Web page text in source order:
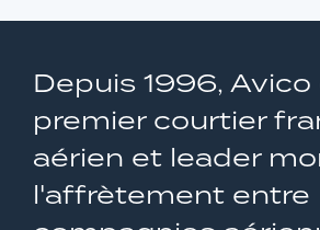
Depuis 1996,
premier courtier
aérien et leader
l'affrètement entre